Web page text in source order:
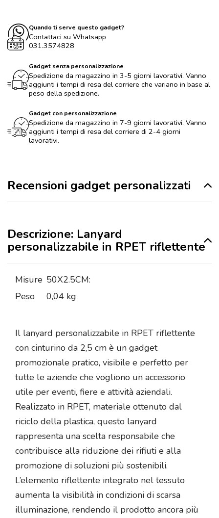
Quando ti serve questo gadget?
Contattaci su Whatsapp
031.3574828
Gadget senza personalizzazione
Spedizione da magazzino in 3-5 giorni lavorativi. Vanno
aggiunti i tempi di resa del corriere che variano in base al
peso della spedizione.
Gadget con personalizzazione
Spedizione da magazzino in 7-9 giorni lavorativi. Vanno
aggiunti i tempi di resa del corriere di 2-4 giorni
lavorativi.
Recensioni gadget personalizzati
Descrizione: Lanyard
personalizzabile in RPET riflettente
Misure 50X2.5CM:
Peso
0,04 kg
Il lanyard personalizzabile in RPET riflettente
con cinturino da 2,5 cm è un gadget
promozionale pratico, visibile e perfetto per
tutte le aziende che vogliono un accessorio
utile per eventi, fiere e attività aziendali.
Realizzato in RPET, materiale ottenuto dal
riciclo della plastica, questo lanyard
rappresenta una scelta responsabile che
contribuisce alla riduzione dei rifiuti e alla
promozione di soluzioni più sostenibili.
L’elemento riflettente integrato nel tessuto
aumenta la visibilità in condizioni di scarsa
illuminazione, rendendo il prodotto ancora più